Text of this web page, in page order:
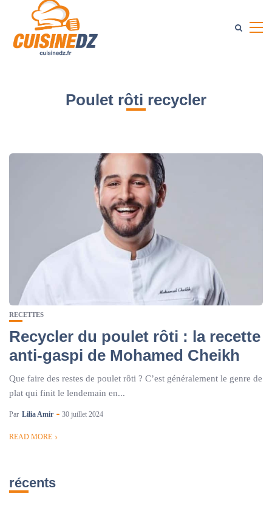
Poulet rôti recycler
RECETTES
Recycler du poulet rôti : la recette
anti-gaspi de Mohamed Cheikh
Que faire des restes de poulet rôti ? C’est généralement le genre de
plat qui finit le lendemain en...
Par Lilia Amir 30 juillet 2024
READ MORE
récents